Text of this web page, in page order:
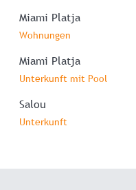
Miami Platja
Wohnungen
Miami Platja
Unterkunft mit Pool
Salou
Unterkunft